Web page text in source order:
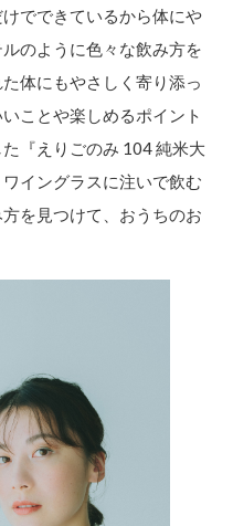
でできているから体にや
のように色々な飲み方を
体にもやさしく寄り添っ
ことや楽しめるポイント
『えりごのみ 104 純米大
イングラスに注いで飲む
を見つけて、おうちのお